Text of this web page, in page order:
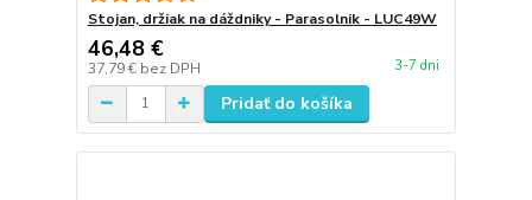
Stojan, držiak na dáždniky - Parasolnik - LUC49W
46,48 €
37,79 € bez DPH 3-7 dni
Pridať do košíka